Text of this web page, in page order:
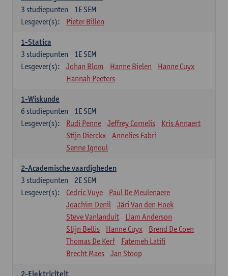
1E SEM
3 studiepunten
Lesgever(s):
Pieter Billen
1-Statica
1E SEM
3 studiepunten
Lesgever(s):
Johan Blom Hanne Bielen
Hanne Cuyx
Hannah Peeters
1-Wiskunde
1E SEM
6 studiepunten
Lesgever(s):
Rudi Penne Jeffrey Cornelis
Kris Annaert
Stijn Dierckx
Annelies Fabri
Senne Ignoul
2-Academische vaardigheden
2E SEM
3 studiepunten
Lesgever(s):
Cedric Vuye
Paul De Meulenaere
Joachim Denil
Järi Van den Hoek
Steve Vanlanduit
Liam Anderson
Stijn Bellis
Hanne Cuyx
Brend De Coen
Thomas De Kerf
Fatemeh Latifi
Brecht Maes
Jan Stoop
2-Elektriciteit